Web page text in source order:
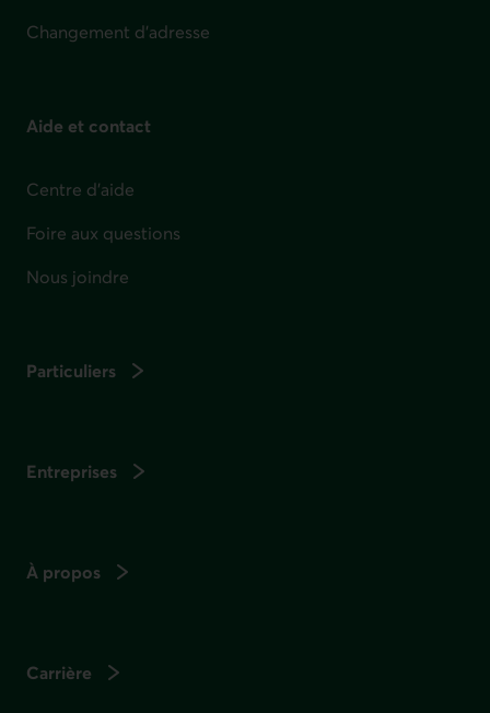
Changement d'adresse
Aide et contact
Centre d'aide
Foire aux questions
Nous joindre
Particuliers
Entreprises
À propos
Carrière